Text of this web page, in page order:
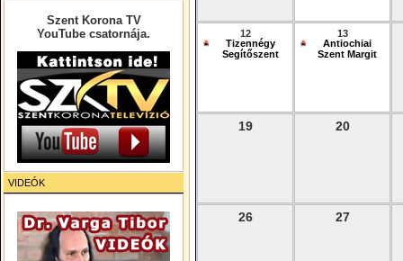
Szent Korona TV
YouTube csatornája.
VIDEÓK
12
Tizennégy
Segítőszent
13
Antiochiai
Szent Margit
19 20
26 27